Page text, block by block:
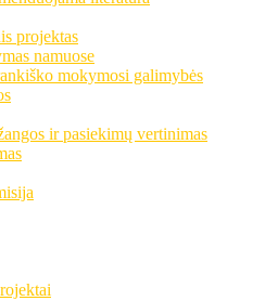
projektas
namuose
mokymosi galimybės
ir pasiekimų vertinimas